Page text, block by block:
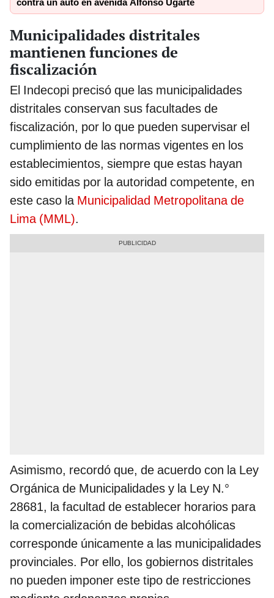
contra un auto en avenida Alfonso Ugarte
Municipalidades distritales
mantienen funciones de
fiscalización
El Indecopi precisó que las municipalidades
distritales conservan sus facultades de
fiscalización, por lo que pueden supervisar el
cumplimiento de las normas vigentes en los
establecimientos, siempre que estas hayan
sido emitidas por la autoridad competente, en
este caso la Municipalidad Metropolitana de
Lima (MML).
Asimismo, recordó que, de acuerdo con la Ley
Orgánica de Municipalidades y la Ley N.°
28681, la facultad de establecer horarios para
la comercialización de bebidas alcohólicas
corresponde únicamente a las municipalidades
provinciales. Por ello, los gobiernos distritales
no pueden imponer este tipo de restricciones